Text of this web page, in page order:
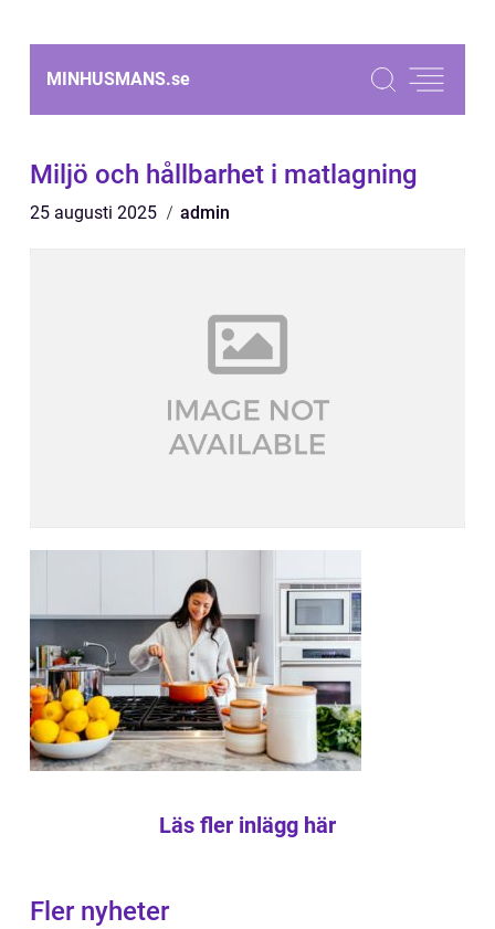
MINHUSMANS.se
Miljö och hållbarhet i matlagning
25 augusti 2025 admin
Läs fler inlägg här
Fler nyheter